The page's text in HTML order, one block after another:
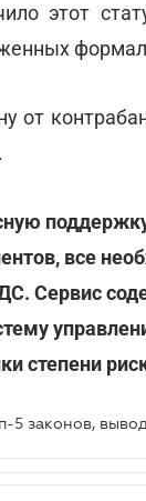
этот
от
все
Сервис
степени